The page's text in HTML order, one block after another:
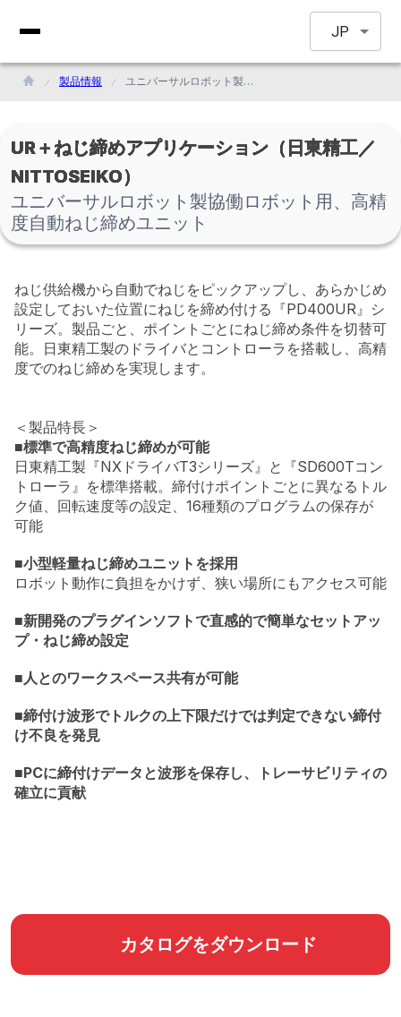
JP
製品情報 ユニバーサルロボット製協働ロボット用、高精度自動ねじ締めユニット
UR＋ねじ締めアプリケーション（日東精工／
NITTOSEIKO）
ユニバーサルロボット製協働ロボット用、高精
度自動ねじ締めユニット
ねじ供給機から自動でねじをピックアップし、あらかじめ
設定しておいた位置にねじを締め付ける『PD400UR』シ
リーズ。製品ごと、ポイントごとにねじ締め条件を切替可
能。日東精工製のドライバとコントローラを搭載し、高精
度でのねじ締めを実現します。
＜製品特長＞
■標準で高精度ねじ締めが可能
日東精工製『NXドライバT3シリーズ』と『SD600Tコン
トローラ』を標準搭載。締付けポイントごとに異なるトル
ク値、回転速度等の設定、16種類のプログラムの保存が
可能
■小型軽量ねじ締めユニットを採用
ロボット動作に負担をかけず、狭い場所にもアクセス可能
■新開発のプラグインソフトで直感的で簡単なセットアッ
プ・ねじ締め設定
■人とのワークスペース共有が可能
■締付け波形でトルクの上下限だけでは判定できない締付
け不良を発見
■PCに締付けデータと波形を保存し、トレーサビリティの
確立に貢献
カタログをダウンロード